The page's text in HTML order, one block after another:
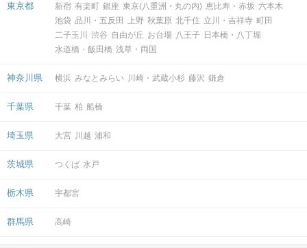
東京都 新宿 有楽町 銀座 東京(八重洲・丸の内) 恵比寿・赤坂 六本木
池袋 品川・五反田 上野 秋葉原 北千住 立川・吉祥寺 町田
二子玉川
渋谷 自由が丘 お台場 八王子 日本橋・八丁堀
水道橋・飯田橋 浅草・両国
神奈川県 横浜 みなとみらい 川崎・武蔵小杉 藤沢 鎌倉
千葉県 千葉 柏 船橋
埼玉県 大宮 川越 浦和
茨城県 つくば 水戸
栃木県 宇都宮
群馬県 高崎